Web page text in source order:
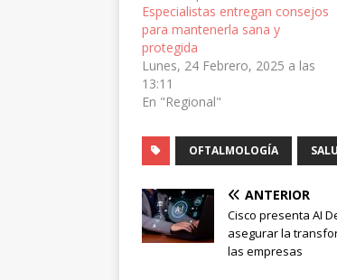
Especialistas entregan consejos
para mantenerla sana y
protegida
Lunes, 24 Febrero, 2025 a las
13:11
En "Regional"
OFTALMOLOGÍA
ANTERIOR
Cisco presenta AI
asegurar la
las empresas